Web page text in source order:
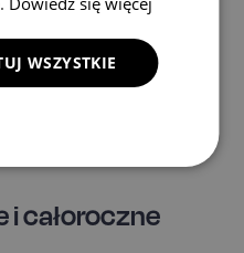
Rezultat widać od razu:
i zadbanie.
dywaniki idealnie
masz 15 kolorów
obszycia – to ponad
które idealnie
lub nadają mu zupełnie
całoroczne
WSZYSTKIE